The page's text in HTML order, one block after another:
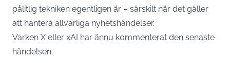
pålitlig tekniken egentligen är – särskilt när det gäller
att hantera allvarliga nyhetshändelser.
Varken X eller xAI har ännu kommenterat den senaste
händelsen.